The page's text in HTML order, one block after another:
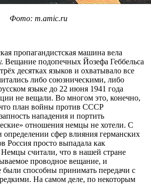
Фото: m.amic.ru
пропагандистская машина вела
Вещание подопечных Йозефа Геббельса
десятках языков и охватывало все
либо союзническими, либо
языке до 22 июня 1941 года
не вещали. Во многом это, конечно,
план войны против СССР
нападения и портить
отношения немцы не хотели. С
определении сфер влияния германских
Россия просто выпадала как
Немцы считали, что в нашей стране
проводное вещание, и
способны принимать передачи с
На самом деле, по некоторым